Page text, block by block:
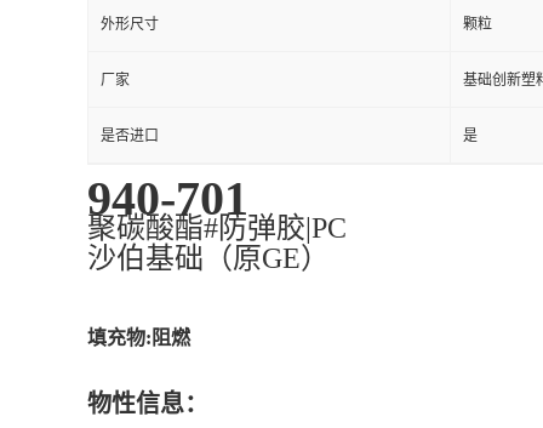
外形尺寸 颗粒
厂家 基础创新塑
是否进口 是
940-701
聚碳酸酯#防弹胶|PC
沙伯基础（原GE）
填充物:阻燃
物性信息：